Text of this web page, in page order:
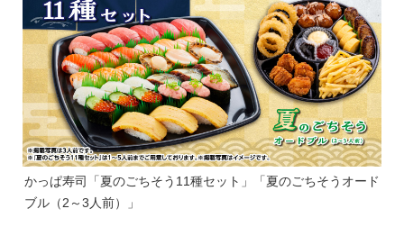
かっぱ寿司「夏のごちそう11種セット」「夏のごちそうオード
ブル（2～3人前）」